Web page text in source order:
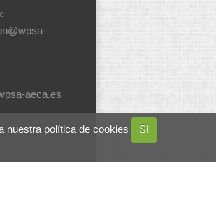
nuestra política de cookies
SI
aeca.es